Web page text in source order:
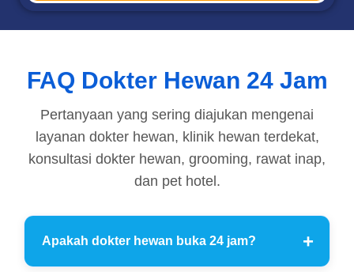
FAQ Dokter Hewan 24 Jam
Pertanyaan yang sering diajukan mengenai
layanan dokter hewan, klinik hewan terdekat,
konsultasi dokter hewan, grooming, rawat inap,
dan pet hotel.
Apakah dokter hewan buka 24 jam?